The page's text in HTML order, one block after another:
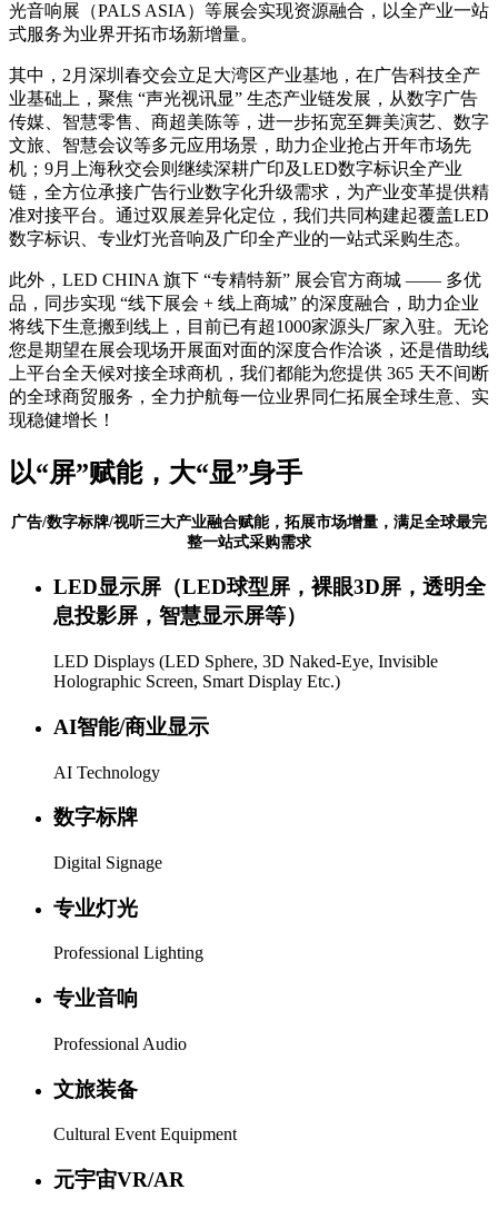
光音响展（PALS ASIA）等展会实现资源融合，以全产业一站
式服务为业界开拓市场新增量。
其中，2月深圳春交会立足大湾区产业基地，在广告科技全产
业基础上，聚焦 “声光视讯显” 生态产业链发展，从数字广告
传媒、智慧零售、商超美陈等，进一步拓宽至舞美演艺、数字
文旅、智慧会议等多元应用场景，助力企业抢占开年市场先
机；9月上海秋交会则继续深耕广印及LED数字标识全产业
链，全方位承接广告行业数字化升级需求，为产业变革提供精
准对接平台。通过双展差异化定位，我们共同构建起覆盖LED
数字标识、专业灯光音响及广印全产业的一站式采购生态。
此外，LED CHINA 旗下 “专精特新” 展会官方商城 —— 多优
品，同步实现 “线下展会 + 线上商城” 的深度融合，助力企业
将线下生意搬到线上，目前已有超1000家源头厂家入驻。无论
您是期望在展会现场开展面对面的深度合作洽谈，还是借助线
上平台全天候对接全球商机，我们都能为您提供 365 天不间断
的全球商贸服务，全力护航每一位业界同仁拓展全球生意、实
现稳健增长！
以“屏”赋能，大“显”身手
广告/数字标牌/视听三大产业融合赋能，拓展市场增量，满足全球最完
整一站式采购需求
LED显示屏（LED球型屏，裸眼3D屏，透明全
息投影屏，智慧显示屏等）
LED Displays (LED Sphere, 3D Naked-Eye, Invisible
Holographic Screen, Smart Display Etc.)
AI智能/商业显示
AI Technology
数字标牌
Digital Signage
专业灯光
Professional Lighting
专业音响
Professional Audio
文旅装备
Cultural Event Equipment
元宇宙VR/AR